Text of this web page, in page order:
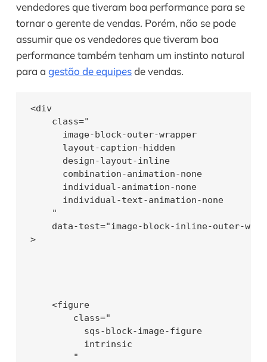
vendedores que tiveram boa performance para se
tornar o gerente de vendas. Porém, não se pode
assumir que os vendedores que tiveram boa
performance também tenham um instinto natural
para a gestão de equipes de vendas.
<div
    class="
      image-block-outer-wrapper
      layout-caption-hidden
      design-layout-inline
      combination-animation-none
      individual-animation-none
      individual-text-animation-none
    "
data-test="image-block-inline-outer-
>
    <figure
        class="
          sqs-block-image-figure
          intrinsic
        "